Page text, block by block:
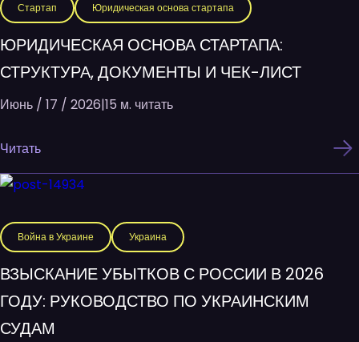
Стартап Юридическая основа стартапа
ЮРИДИЧЕСКАЯ ОСНОВА СТАРТАПА:
СТРУКТУРА, ДОКУМЕНТЫ И ЧЕК-ЛИСТ
Июнь / 17 / 2026|15 м. читать
Читать
Война в Украине Украина
ВЗЫСКАНИЕ УБЫТКОВ С РОССИИ В 2026
ГОДУ: РУКОВОДСТВО ПО УКРАИНСКИМ
СУДАМ